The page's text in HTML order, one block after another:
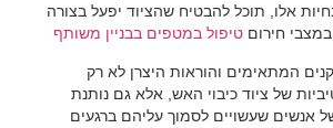
אלו, תוכל להבטיח שהציוד יפעל בצורה
חירוםטיפול במטפים בבניין משותף
המתאימים והוראות היצרן לא רק
של ציוד כיבוי האש, אלא גם נותנת
אנשים שעשויים לסמוך עליהם ברגעים